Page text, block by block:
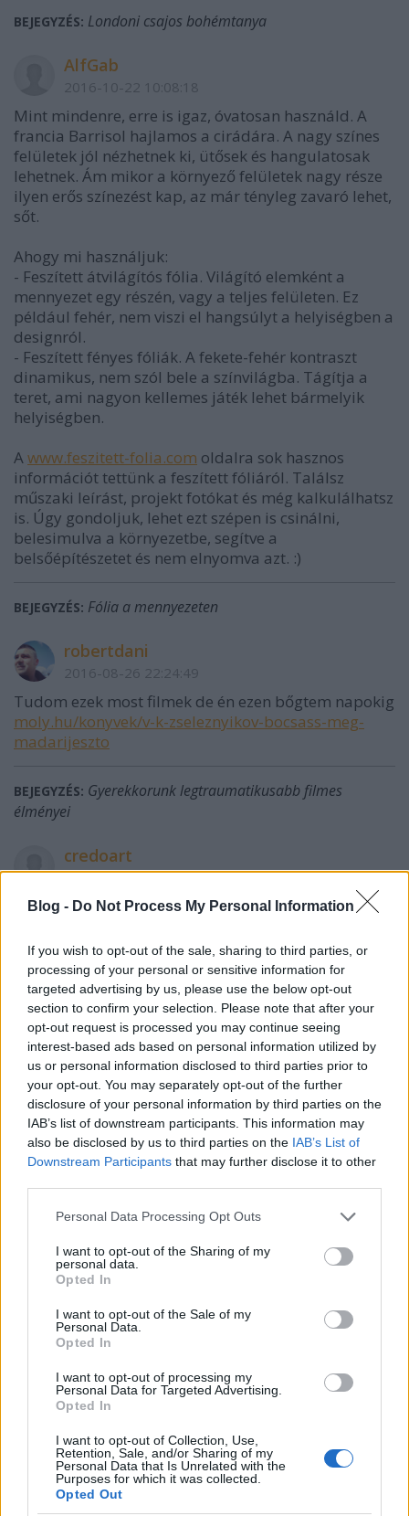
Blog - Do Not Process My Personal Information
If you wish to opt-out of the sale, sharing to third parties, or
processing of your personal or sensitive information for
targeted advertising by us, please use the below opt-out
section to confirm your selection. Please note that after your
opt-out request is processed you may continue seeing
interest-based ads based on personal information utilized by
us or personal information disclosed to third parties prior to
your opt-out. You may separately opt-out of the further
disclosure of your personal information by third parties on the
IAB’s list of downstream participants. This information may
also be disclosed by us to third parties on the IAB’s List of
Downstream Participants that may further disclose it to other
Please note that this website/app uses one or more Google
not limited to your visit or usage behaviour. You may click to
grant or deny consent to Google and its third-party tags to
use your data for below specified purposes in below Google
consent section.
Personal Data Processing Opt Outs
I want to opt-out of the Sharing of my
personal data.
Opted In
I want to opt-out of the Sale of my
Personal Data.
Opted In
I want to opt-out of processing my
Personal Data for Targeted Advertising.
Opted In
I want to opt-out of Collection, Use,
Retention, Sale, and/or Sharing of my
Personal Data that Is Unrelated with the
Purposes for which it was collected.
Opted Out
BEJEGYZÉS: Londoni csajos bohémtanya
AlfGab
2016-10-22 10:08:18
Mint mindenre, erre is igaz, óvatosan használd. A
francia Barrisol hajlamos a cirádára. A nagy színes
felületek jól nézhetnek ki, ütősek és hangulatosak
lehetnek. Ám mikor a környező felületek nagy része
ilyen erős színezést kap, az már tényleg zavaró lehet,
sőt.
Ahogy mi használjuk:
- Feszített átvilágítós fólia. Világító elemként a
mennyezet egy részén, vagy a teljes felületen. Ez
például fehér, nem viszi el hangsúlyt a helyiségben a
designról.
- Feszített fényes fóliák. A fekete-fehér kontraszt
dinamikus, nem szól bele a színvilágba. Tágítja a
teret, ami nagyon kellemes játék lehet bármelyik
helyiségben.
Awww.feszitett-folia.com oldalra sok hasznos
információt tettünk a feszített fóliáról. Találsz
műszaki leírást, projekt fotókat és még kalkulálhatsz
is. Úgy gondoljuk, lehet ezt szépen is csinálni,
belesimulva a környezetbe, segítve a
belsőépítészetet és nem elnyomva azt. :)
BEJEGYZÉS: Fólia a mennyezeten
robertdani
2016-08-26 22:24:49
Tudom ezek most filmek de én ezen bőgtem napokig
moly.hu/konyvek/v-k-zseleznyikov-bocsass-meg-
madarijeszto
BEJEGYZÉS: Gyerekkorunk legtraumatikusabb filmes
élményei
credoart
2016-04-09 21:12:12
Nagyon szép, és azonnal költöznék! :) A zene is QL!
BEJEGYZÉS:Londoni csajos bohémtanya
Ea
2015-12-03 21:08:45
Imadom
BEJEGYZÉS:Napi-kisszínes: Duck Blue Egg Color
2015-12-03 04:07:55
Nekem be... :)) Azok a csészék nagyon szépek.
A rigó tojás szín is bejön.
lmv.hu/node/2651
meggymárka
2015-10-07 15:55:04
Hát ez tényleg szuper, akárhol lehetne a világban.
Ha azt írod stockholmi lakás, vagy barcelonai, simán
elhiszem.
BEJEGYZÉS:EDISON HAT / Edison Six / Шесть Эдисон